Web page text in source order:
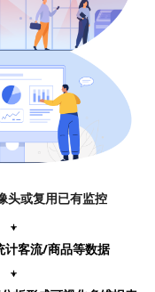
头或复用已有监控
⍖
计客流/商品等数据
⍖